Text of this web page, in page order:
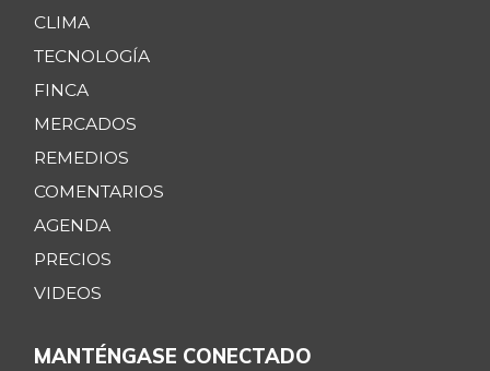
CLIMA
TECNOLOGÍA
FINCA
MERCADOS
REMEDIOS
COMENTARIOS
AGENDA
PRECIOS
VIDEOS
MANTÉNGASE CONECTADO